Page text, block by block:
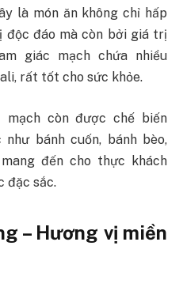
là món ăn không chỉ hấp
độc đáo mà còn bởi giá trị
giác mạch chứa nhiều
rất tốt cho sức khỏe.
mạch còn được chế biến
bánh cuốn, bánh bèo,
đến cho thực khách
đặc sắc.
– Hương vị miền